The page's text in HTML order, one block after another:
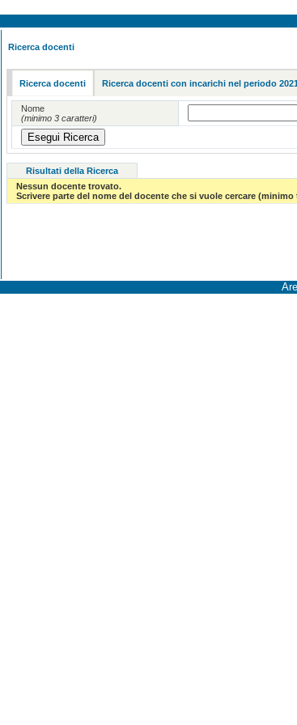
Ricerca docenti
Ricerca docenti Ricerca docenti con incarichi nel periodo
Nome
(minimo 3 caratteri)
Risultati della Ricerca
Nessun docente trovato.
Scrivere parte del nome del docente che si vuole cercare (minimo